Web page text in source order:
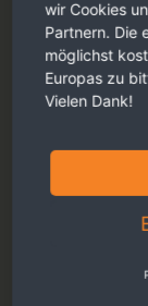
wir Cookies
Partnern. Die
möglichst
Europas zu
Vielen Dank!